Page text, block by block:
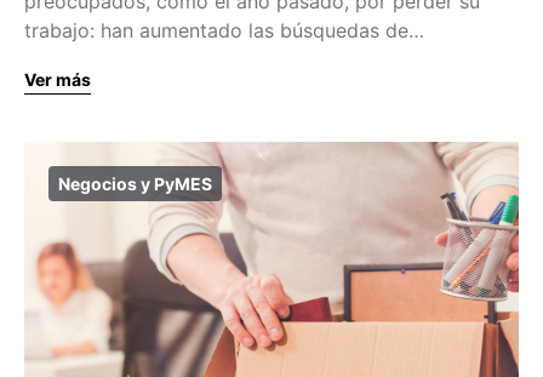
trabajo: han aumentado las búsquedas de…
Ver más
Negocios y PyMES